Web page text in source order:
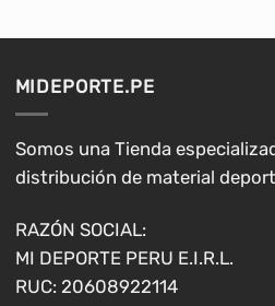
en
MIDEPORTE.PE
Somos una Tienda
distribución de material
RAZÓN SOCIAL:
MI DEPORTE PERU E.I.R.L.
RUC: 20608922114